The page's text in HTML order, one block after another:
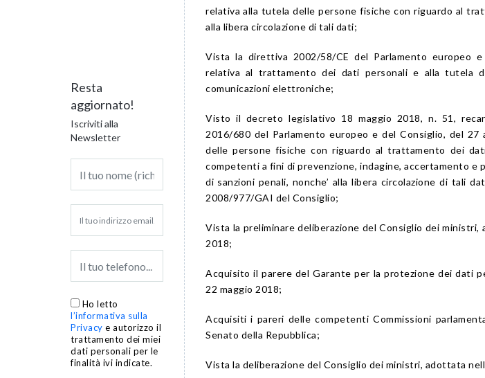
Resta
aggiornato!
Iscriviti alla
Newsletter
Ho letto
l’informativa sulla
Privacy e autorizzo il
trattamento dei miei
dati personali per le
finalità ivi indicate.
relativa alla tutela delle persone fisiche con riguardo al
alla libera circolazione di tali dati;
Vista la direttiva 2002/58/CE del Parlamento europeo
relativa al trattamento dei dati personali e alla tutela
comunicazioni elettroniche;
Visto il decreto legislativo 18 maggio 2018, n. 51,
2016/680 del Parlamento europeo e del Consiglio, del 27
delle persone fisiche con riguardo al trattamento dei
competenti a fini di prevenzione, indagine, accertamento e
di sanzioni penali, nonche’ alla libera circolazione di tali
2008/977/GAI del Consiglio;
Vista la preliminare deliberazione del Consiglio dei
2018;
Acquisito il parere del Garante per la protezione dei dati
22 maggio 2018;
Acquisiti i pareri delle competenti Commissioni
Senato della Repubblica;
Vista la deliberazione del Consiglio dei ministri, adottata